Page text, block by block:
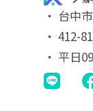
‧ 台中
‧ 412-
‧ 平日